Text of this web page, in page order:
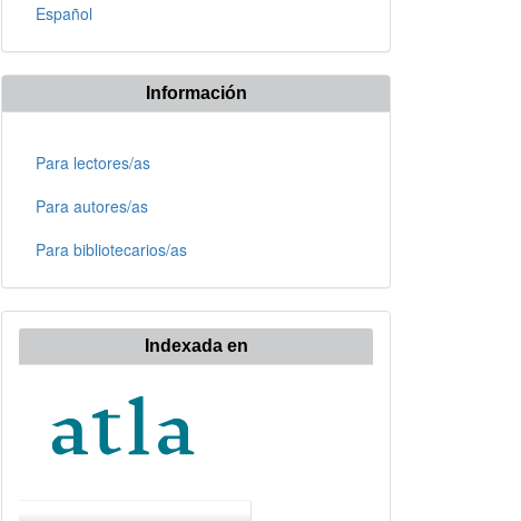
Español
Información
Para lectores/as
Para autores/as
Para bibliotecarios/as
Indexada en